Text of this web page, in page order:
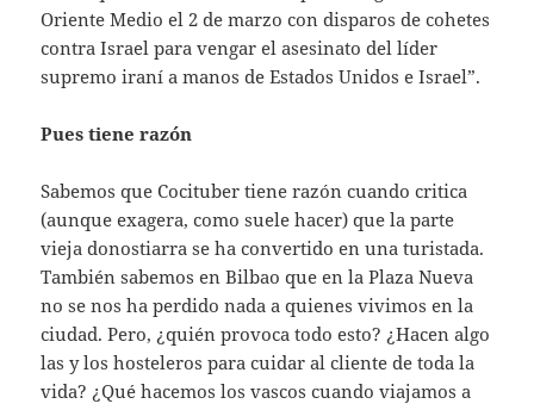
Oriente Medio el 2 de marzo con disparos de cohetes
contra Israel para vengar el asesinato del líder
supremo iraní a manos de Estados Unidos e Israel”.
Pues tiene razón
Sabemos que Cocituber tiene razón cuando critica
(aunque exagera, como suele hacer) que la parte
vieja donostiarra se ha convertido en una turistada.
También sabemos en Bilbao que en la Plaza Nueva
no se nos ha perdido nada a quienes vivimos en la
ciudad. Pero, ¿quién provoca todo esto? ¿Hacen algo
las y los hosteleros para cuidar al cliente de toda la
vida? ¿Qué hacemos los vascos cuando viajamos a